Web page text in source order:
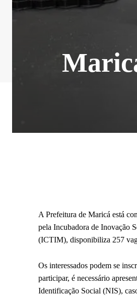
A Prefeitura de Maricá está
pela Incubadora de Inovação
(ICTIM), disponibiliza 257
Os interessados podem se
participar, é necessário
Identificação Social (NIS),